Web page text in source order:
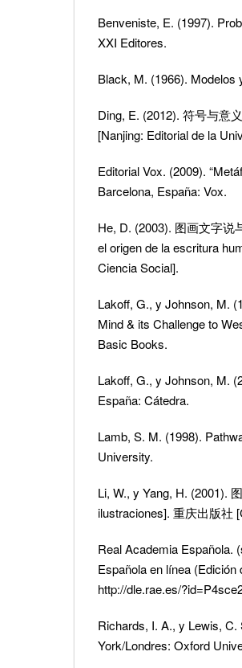
Benveniste, E. (1997).
XXI Editores.
Black, M. (1966). Modelos
Ding, E. (2012). 符号与意
[Nanjing: Editorial de la
Editorial Vox. (2009).
Barcelona, España: Vox.
He, D. (2003). 图画文字说
el origen de la escritura
Ciencia Social].
Lakoff, G., y Johnson, M.
Mind & its Challenge to
Basic Books.
Lakoff, G., y Johnson, M.
España: Cátedra.
Lamb, S. M. (1998).
University.
Li, W., y Yang, H. (2001).
ilustraciones]. 重庆出版社
Real Academia Española.
Española en línea (Edición
http://dle.rae.es/
Richards, I. A., y Lewis,
York/Londres: Oxford